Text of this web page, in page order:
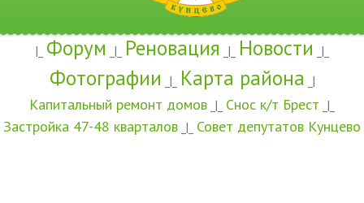
|_ Форум _|_ Реновация _|_ Новости _|_
Фотографии _|_ Карта района _|
Капитальный ремонт домов _|_ Снос к/т Брест _|_
Застройка 47-48 кварталов _|_ Совет депутатов Кунцево